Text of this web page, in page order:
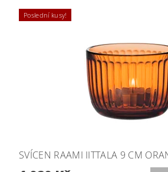
Poslední kusy!
SVÍCEN RAAMI IITTALA 9 CM